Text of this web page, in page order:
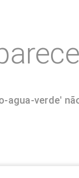
agua-verde'